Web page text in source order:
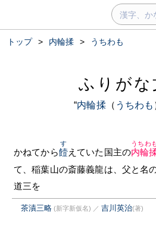
トップ > 内輪揉 > うちわも
ふりがな
“内輪揉（ うちわも
かねてから饐
す
えていた国主の内輪
うちわ
て、稲葉山の斎藤義龍は、父と名
道三を
茶漬三略 (新字新仮名) ／ 吉川英治(著)